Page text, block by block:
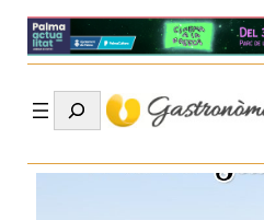
Search